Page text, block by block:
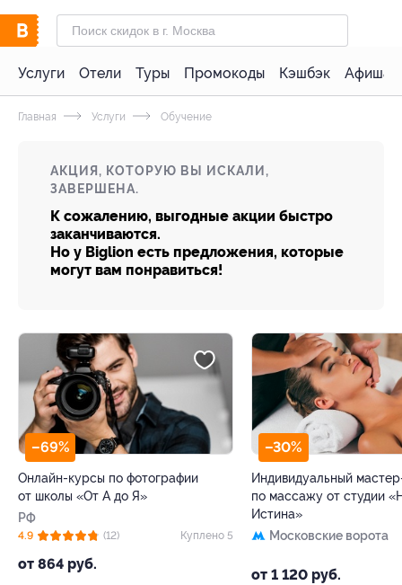
Услуги Отели Туры Промокоды Кэшбэк Афиша
Главная Услуги Обучение
АКЦИЯ, КОТОРУЮ ВЫ ИСКАЛИ,
ЗАВЕРШЕНА.
К сожалению, выгодные акции быстро
заканчиваются.
Но у Biglion есть предложения, которые
могут вам понравиться!
–69%
Онлайн-курсы по фотографии
от школы «От А до Я»
РФ
от 864 руб.
4.9 (12) Куплено 5
–30%
Индивидуальный
по массажу от студии
Истина»
Московские ворота
от 1 120 руб.